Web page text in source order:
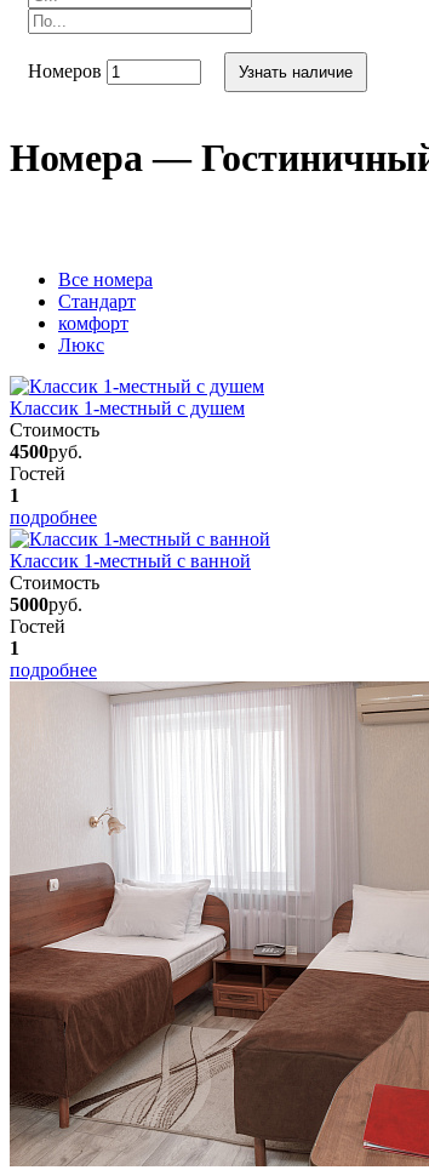
Номеров Узнать наличие
Номера —
Вcе номера
Стандарт
комфорт
Люкс
Классик 1-местный с душем
Стоимость
4500руб.
Гостей
1
подробнее
Классик 1-местный с ванной
Стоимость
5000руб.
Гостей
1
подробнее